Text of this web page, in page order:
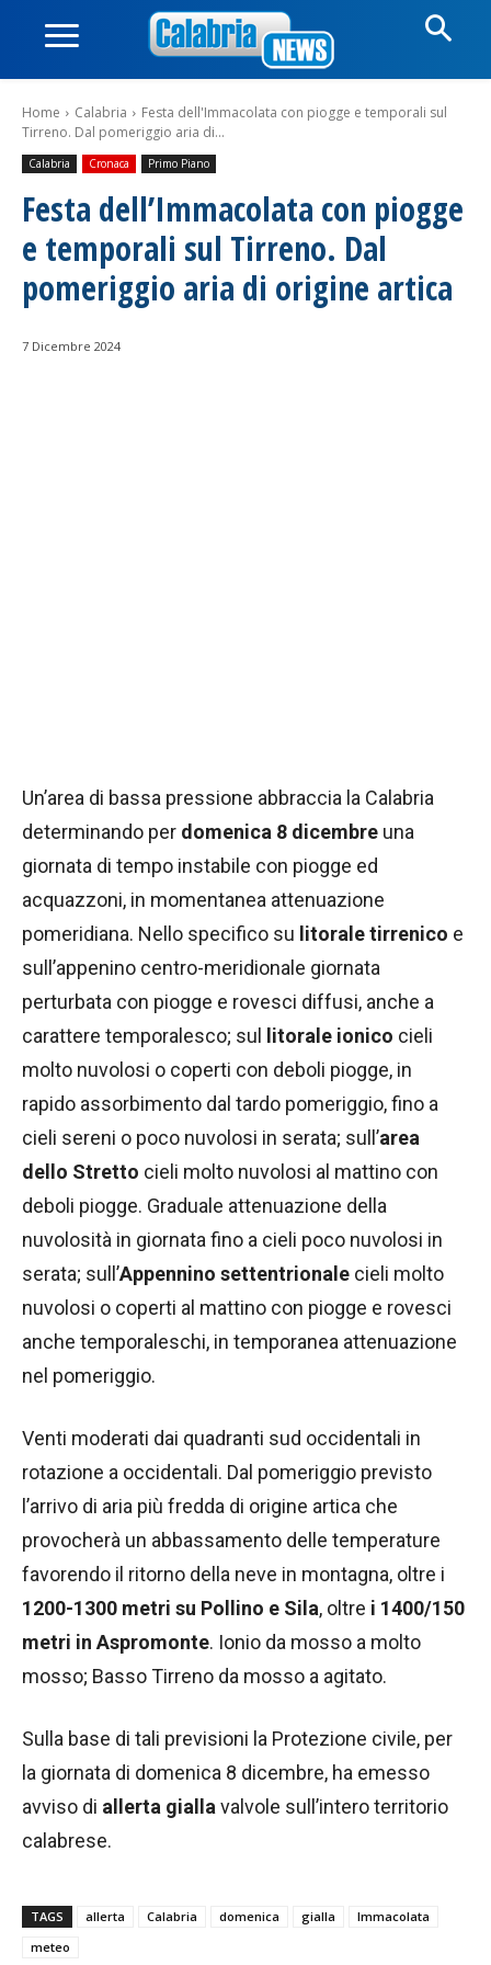
Home Calabria
Festa dell'Immacolata con piogge e temporali sul
Tirreno. Dal pomeriggio aria di...
Calabria Cronaca Primo Piano
Festa dell’Immacolata con piogge
e temporali sul Tirreno. Dal
pomeriggio aria di origine artica
7 Dicembre 2024
Un’area di bassa pressione abbraccia la Calabria
determinando per domenica 8 dicembre una
giornata di tempo instabile con piogge ed
acquazzoni, in momentanea attenuazione
pomeridiana. Nello specifico su litorale tirrenico e
sull’appenino centro-meridionale giornata
perturbata con piogge e rovesci diffusi, anche a
carattere temporalesco; sul
litorale ionico cieli
molto nuvolosi o coperti con deboli piogge, in
rapido assorbimento dal tardo pomeriggio, fino a
cieli sereni o poco nuvolosi in serata; sull’area
dello Stretto cieli molto nuvolosi al mattino con
deboli piogge. Graduale attenuazione della
nuvolosità in giornata fino a cieli poco nuvolosi in
serata; sull’Appennino settentrionale cieli molto
nuvolosi o coperti al mattino con piogge e rovesci
anche temporaleschi, in temporanea attenuazione
nel pomeriggio.
Venti moderati dai quadranti sud occidentali in
rotazione a occidentali. Dal pomeriggio previsto
l’arrivo di aria più fredda di origine artica che
provocherà un abbassamento delle temperature
favorendo il ritorno della neve in montagna, oltre i
1200-1300 metri su Pollino e Sila, oltre i 1400/150
metri in Aspromonte. Ionio da mosso a molto
mosso; Basso Tirreno da mosso a agitato.
Sulla base di tali previsioni la Protezione civile, per
la giornata di domenica 8 dicembre, ha emesso
avviso di allerta giallavalvole sull’intero territorio
calabrese.
TAGS allerta Calabria domenica gialla
Immacolata
meteo